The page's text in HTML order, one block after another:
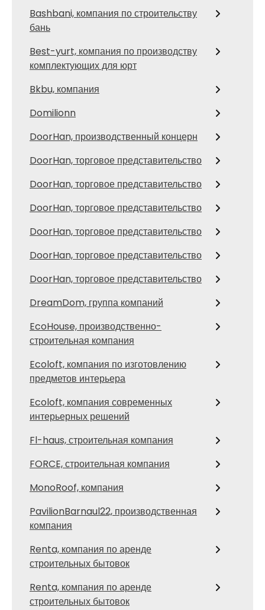
Bashbani, компания по строительству
бань
Best-yurt, компания по производству
комплектующих для юрт
Bkbu, компания
Domilionn
DoorHan, производственный концерн
DoorHan, торговое представительство
DoorHan, торговое представительство
DoorHan, торговое представительство
DoorHan, торговое представительство
DoorHan, торговое представительство
DoorHan, торговое представительство
DreamDom, группа компаний
EcoHouse, производственно-
строительная компания
Ecoloft, компания по изготовлению
предметов интерьера
Ecoloft, компания современных
интерьерных решений
Fl-haus, строительная компания
FORCE, строительная компания
MonoRoof, компания
PavilionBarnaul22, производственная
компания
Renta, компания по аренде
строительных бытовок
Renta, компания по аренде
строительных бытовок